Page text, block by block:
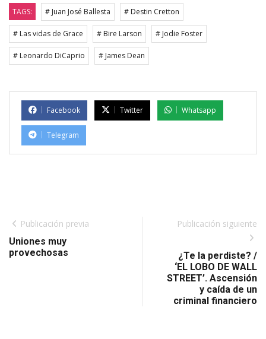
TAGS: # Juan José Ballesta # Destin Cretton
# Las vidas de Grace # Bire Larson # Jodie Foster
# Leonardo DiCaprio # James Dean
Facebook Twitter Whatsapp
Telegram
Publicación previa
Uniones muy
provechosas
Publicación siguiente
¿Te la perdiste? /
‘EL LOBO DE WALL
STREET’. Ascensión
y caída de un
criminal financiero